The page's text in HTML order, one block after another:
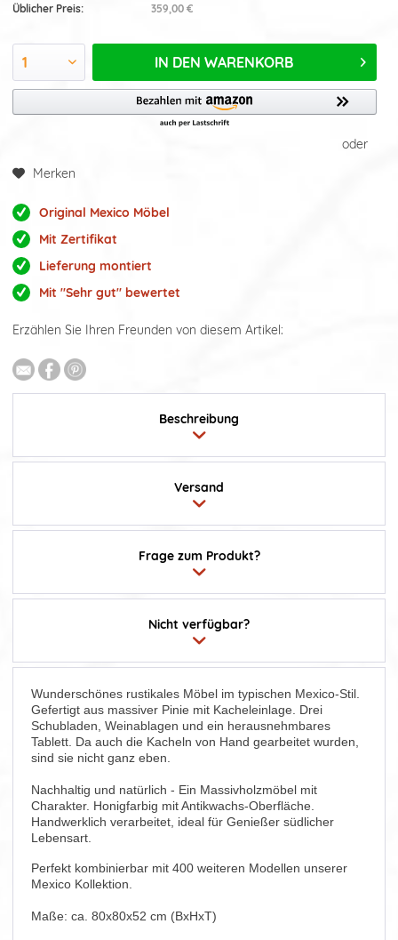
Üblicher Preis:
359,00 €
IN DEN WARENKORB
oder
Merken
Original Mexico Möbel
Mit Zertifikat
Lieferung montiert
Mit "Sehr gut" bewertet
Erzählen Sie Ihren Freunden von diesem Artikel:
Beschreibung
Frage zum Produkt?
Versand
Nicht verfügbar?
Wunderschönes rustikales Möbel im typischen Mexico-Stil.
Gefertigt aus massiver Pinie mit Kacheleinlage. Drei
Schubladen, Weinablagen und ein herausnehmbares
Tablett. Da auch die Kacheln von Hand gearbeitet wurden,
sind sie nicht ganz eben.
Nachhaltig und natürlich - Ein Massivholzmöbel mit
Charakter. Honigfarbig mit Antikwachs-Oberfläche.
Handwerklich verarbeitet, ideal für Genießer südlicher
Lebensart.
Perfekt kombinierbar mit 400 weiteren Modellen unserer
Mexico Kollektion.
Maße: ca. 80x80x52 cm (BxHxT)